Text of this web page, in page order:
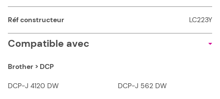
Réf constructeur LC223Y
Compatible avec
Brother > DCP
DCP-J 4120 DW DCP-J 562 DW